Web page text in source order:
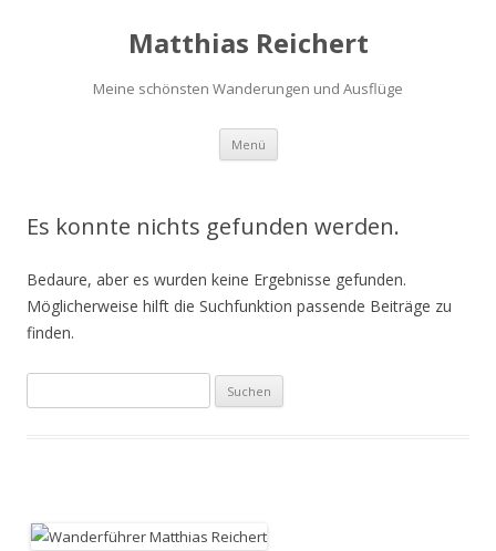
Matthias Reichert
Meine schönsten Wanderungen und Ausflüge
Menü Zum
springen
Es konnte nichts gefunden werden.
Bedaure, aber es wurden keine Ergebnisse gefunden.
Möglicherweise hilft die Suchfunktion passende Beiträge zu
finden.
nach: